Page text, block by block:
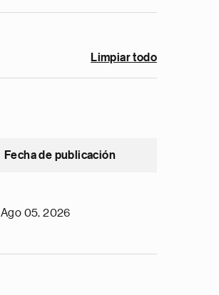
Limpiar todo
Fecha de publicación
Ago 05, 2026